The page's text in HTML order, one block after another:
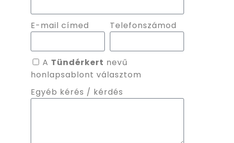
E-mail címed Telefonszámod
A Tündérkert nevű
honlapsablont választom
Egyéb kérés / kérdés